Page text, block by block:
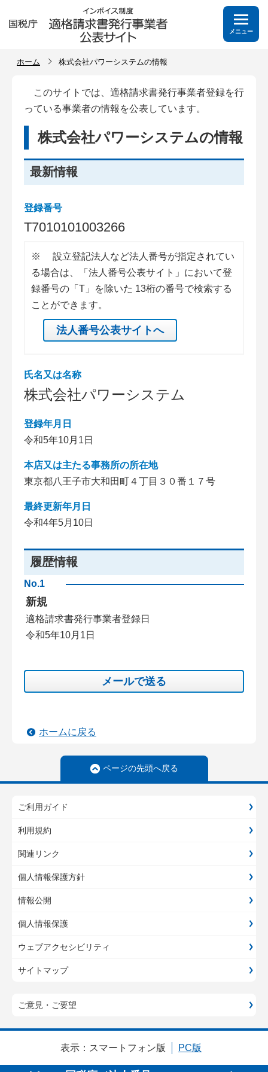
メニュー
ホーム 株式会社パワーシステムの情報
このサイトでは、適格請求書発行事業者登録を行
っている事業者の情報を公表しています。
株式会社パワーシステムの情報
最新情報
登録番号
T7010101003266
※
設立登記法人など法人番号が指定されてい
る場合は、「法人番号公表サイト」において登
録番号の「T」を除いた 13桁の番号で検索する
ことができます。
法人番号公表サイトへ
氏名又は名称
株式会社パワーシステム
登録年月日
令和5年10月1日
本店又は主たる事務所の所在地
東京都八王子市大和田町４丁目３０番１７号
最終更新年月日
令和4年5月10日
履歴情報
No.1
新規
適格請求書発行事業者登録日
令和5年10月1日
メールで送る
ホームに戻る
ページの先頭へ戻る
ご利用ガイド
利用規約
関連リンク
個人情報保護方針
情報公開
個人情報保護
ウェブアクセシビリティ
サイトマップ
ご意見・ご要望
表示： スマートフォン版 PC版